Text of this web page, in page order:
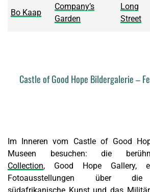
Bo Kaap
Company’s
Garden
Long
Street
Castle of Good Hope Bildergalerie –
Im Inneren vom Castle of Good
Museen besuchen: die
Collection, Good Hope Gallery,
Fotoausstellungen über die